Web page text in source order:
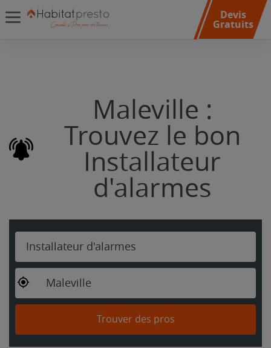
Devis
Gratuits
Maleville :
Trouvez le bon
Installateur
d'alarmes
Installateur d'alarmes
Maleville
Trouver des pros